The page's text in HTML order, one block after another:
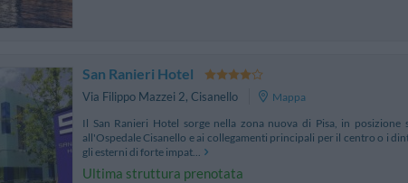
San Ranieri Hotel
Via Filippo Mazzei 2, Cisanello
Mappa
Il San Ranieri Hotel sorge nella zona nuova di Pisa, in posizione
all'Ospedale Cisanello e ai collegamenti principali per il centro o i
gli esterni di forte impat...
Ultima struttura prenotata